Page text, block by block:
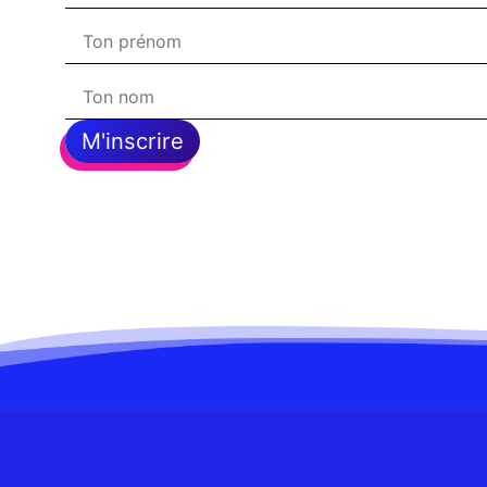
M'inscrire